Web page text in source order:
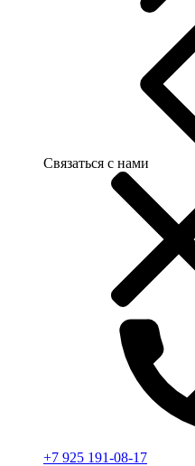
Связаться с нами
+7 925 191-08-17